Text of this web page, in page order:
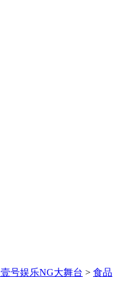
壹号娱乐NG大舞台 > 食品